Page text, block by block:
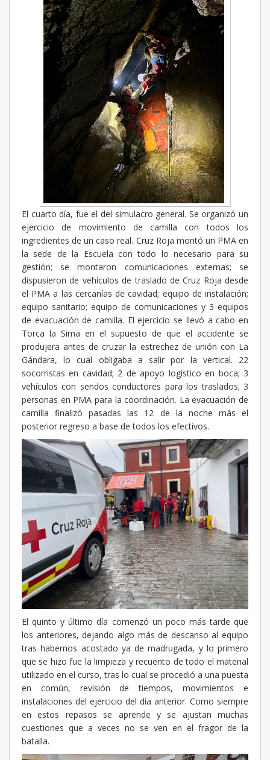
El cuarto día, fue el del simulacro general. Se organizó un
ejercicio de movimiento de camilla con todos los
ingredientes de un caso real. Cruz Roja montó un PMA en
la sede de la Escuela con todo lo necesario para su
gestión; se montaron comunicaciones externas; se
dispusieron de vehículos de traslado de Cruz Roja desde
el PMA a las cercanías de cavidad; equipo de instalación;
equipo sanitario; equipo de comunicaciones y 3 equipos
de evacuación de camilla. El ejercicio se llevó a cabo en
Torca la Sima en el supuesto de que el accidente se
produjera antes de cruzar la estrechez de unión con La
Gándara, lo cual obligaba a salir por la vertical. 22
socorristas en cavidad; 2 de apoyo logístico en boca; 3
vehículos con sendos conductores para los traslados; 3
personas en PMA para la coordinación. La evacuación de
camilla finalizó pasadas las 12 de la noche más el
posterior regreso a base de todos los efectivos.
El quinto y último día comenzó un poco más tarde que
los anteriores, dejando algo más de descanso al equipo
tras habernos acostado ya de madrugada, y lo primero
que se hizo fue la limpieza y recuento de todo el material
utilizado en el curso, tras lo cual se procedió a una puesta
en común, revisión de tiempos, movimientos e
instalaciones del ejercicio del día anterior. Como siempre
en estos repasos se aprende y se ajustan muchas
cuestiones que a veces no se ven en el fragor de la
batalla.